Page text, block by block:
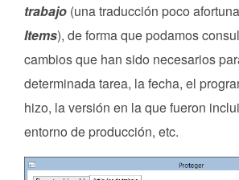
trabajo (una traducción poco
Items), de forma que podamos
cambios que han sido necesarios
determinada tarea, la fecha, el
hizo, la versión en la que fueron
entorno de producción, etc.